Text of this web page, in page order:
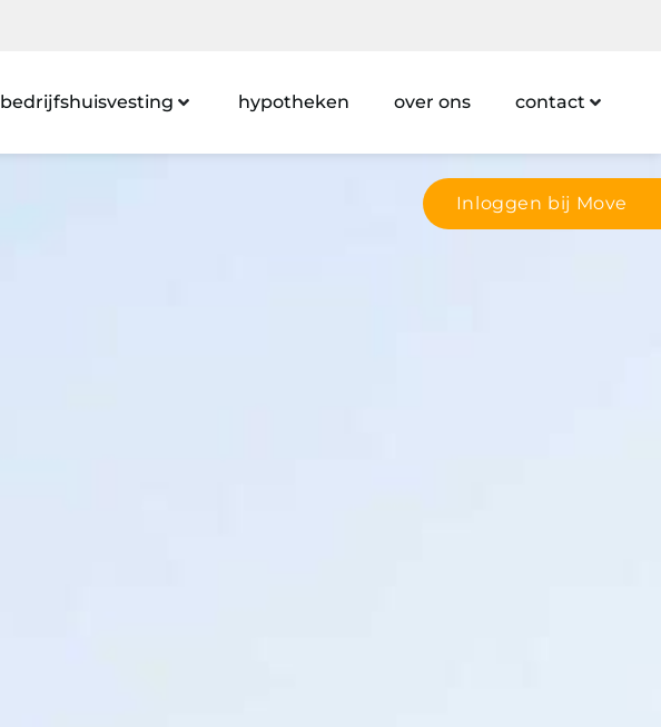
bedrijfshuisvesting hypotheken over ons contact
Inloggen bij Move